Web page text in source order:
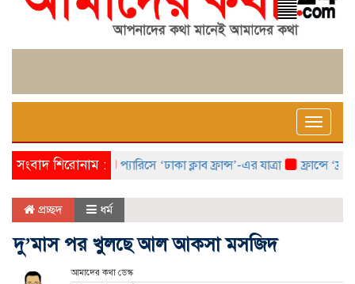
Toggle
সংবাদ শিরোনাম :প্যারিসে ‘ঢাকা ক্লাব ফ্রান্স’-এর যাত্রা ফ্রান্সে
প্রচ্ছদ ধর্ম
দু’মাস পর খুলছে আল আকসা মসজিদ
আমাদের কথা ডেস্ক